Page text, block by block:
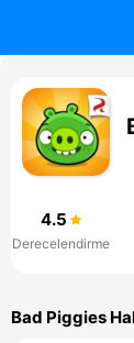
4.5
Derecelendirme
Bad Piggies